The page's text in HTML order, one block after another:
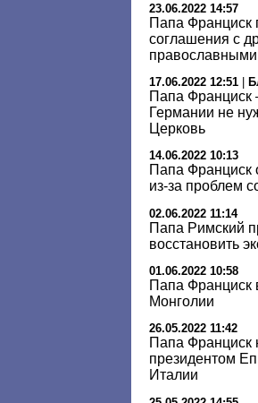
23.06.2022 14:57
Папа Франциск
соглашения с
17.06.2022 12:51
Папа Франциск
Германии не
Церковь
14.06.2022 10:13
Папа Франциск
из-за проблем
02.06.2022 11:14
Папа Римский
восстановить
01.06.2022 10:58
Папа Франциск
Монголии
26.05.2022 11:42
Папа Франциск
президентом
Италии